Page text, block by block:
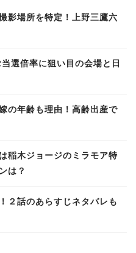
影場所を特定！上野三鷹六
選倍率に狙い目の会場と日
の年齢も理由！高齢出産で
稲木ジョージのミラモア特
は？
２話のあらすじネタバレも